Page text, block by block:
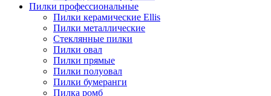
Пилки профессиональные
Пилки керамические Ellis
Пилки металлические
Стеклянные пилки
Пилки овал
Пилки прямые
Пилки полуовал
Пилки бумеранги
Пилка ромб